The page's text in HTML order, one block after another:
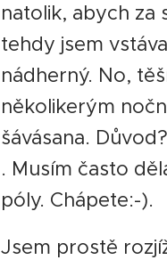
natolik, abych za
tehdy jsem
nádherný. No,
několikerým
šávásana.
. Musím často
póly. Chápete:-).
Jsem prostě